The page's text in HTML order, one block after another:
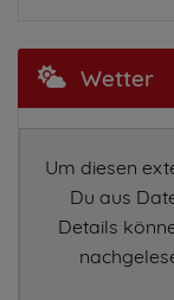
Wetter
Um diesen
Du aus
Details